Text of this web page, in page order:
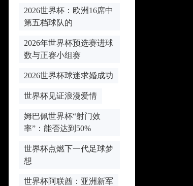
2026世界杯：欧洲16席中
第五档球队的
2026年世界杯预选赛进球
数与正赛小组赛
2026世界杯球迷求婚成功
世界杯见证浪漫爱情
姆巴佩世界杯“射门效
率”：能否达到50%
世界杯点燃下一代足球梦
想
世界杯阿联酋：亚洲新军